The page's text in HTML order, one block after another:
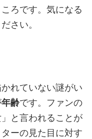
ろです。気になる
さい。
れていない謎がい
年齢です。ファンの
と言われることが
ーの見た目に対す